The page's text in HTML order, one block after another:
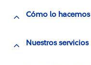
Cómo lo hacemos
Nuestros servicios